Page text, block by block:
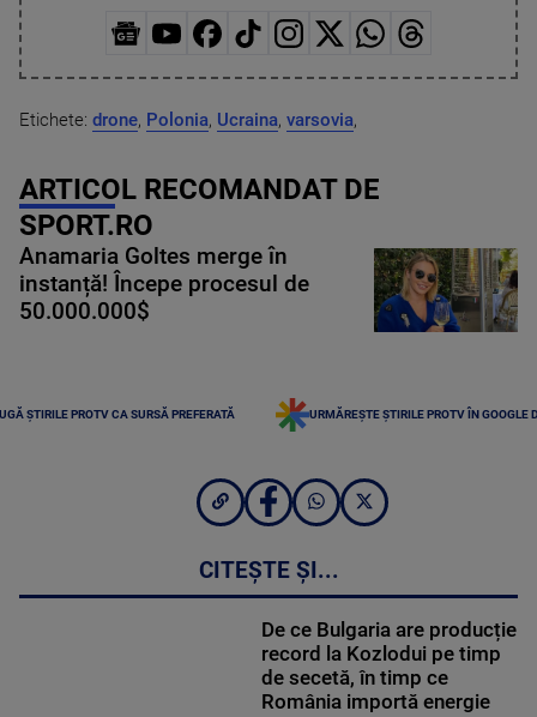
Etichete: drone, Polonia, Ucraina, varsovia,
ARTICOL RECOMANDAT DE
SPORT.RO
Anamaria Goltes merge în
instanță! Începe procesul de
50.000.000$
ȘTIRILE PROTV CA SURSĂ PREFERATĂ URMĂREȘTE ȘTIRILE PROTV ÎN GOOGLE
CITEȘTE ȘI...
De ce Bulgaria are producție
record la Kozlodui pe timp
de secetă, în timp ce
România importă energie